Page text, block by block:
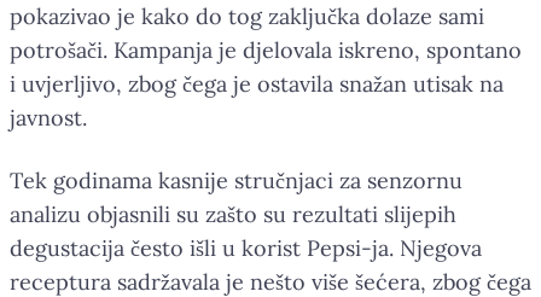
pokazivao je kako do tog zaključka dolaze sami
potrošači. Kampanja je djelovala iskreno, spontano
i uvjerljivo, zbog čega je ostavila snažan utisak na
javnost.
Tek godinama kasnije stručnjaci za senzornu
analizu objasnili su zašto su rezultati slijepih
degustacija često išli u korist Pepsi-ja. Njegova
receptura sadržavala je nešto više šećera, zbog čega